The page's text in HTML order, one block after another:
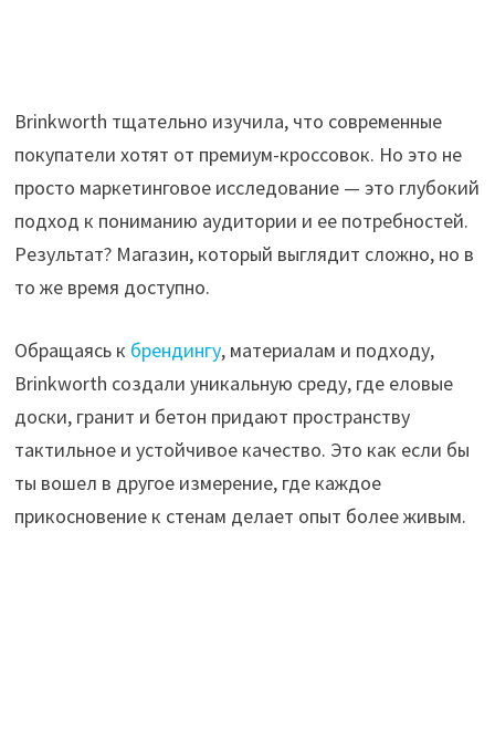
Brinkworth тщательно изучила, что современные
покупатели хотят от премиум-кроссовок. Но это не
просто маркетинговое исследование — это глубокий
подход к пониманию аудитории и ее потребностей.
Результат? Магазин, который выглядит сложно, но в
то же время доступно.
Обращаясь к брендингу, материалам и подходу,
Brinkworth создали уникальную среду, где еловые
доски, гранит и бетон придают пространству
тактильное и устойчивое качество. Это как если бы
ты вошел в другое измерение, где каждое
прикосновение к стенам делает опыт более живым.